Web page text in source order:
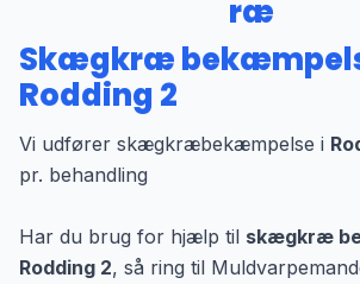
Skægkræ
Rodding 2
Vi udfører skægkræbekæmpelse i
pr. behandling
Har du brug for hjælp til skægkræ
Rodding 2, så ring til